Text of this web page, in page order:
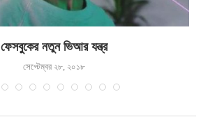
ফেসবুকের নতুন ভিআর যন্ত্র
সেপ্টেম্বর ২৮, ২০১৮